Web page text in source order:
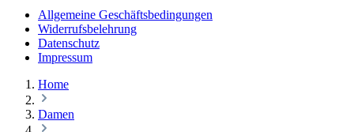
Allgemeine Geschäftsbedingungen
Widerrufsbelehrung
Datenschutz
Impressum
Home
Damen